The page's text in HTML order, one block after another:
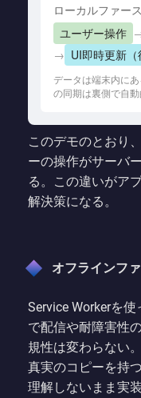
ローカルファー
ユーザー操作
→ UI即時更新（
データは端末内に
の同期は裏側で自
このデモのとおり
ーの操作がサーバ
る。この違いがア
解決策になる。
オフラインフ
Service Workerを
で配信や耐障害性
規性は変わらない
真実のコピーを持
理解しないまま実